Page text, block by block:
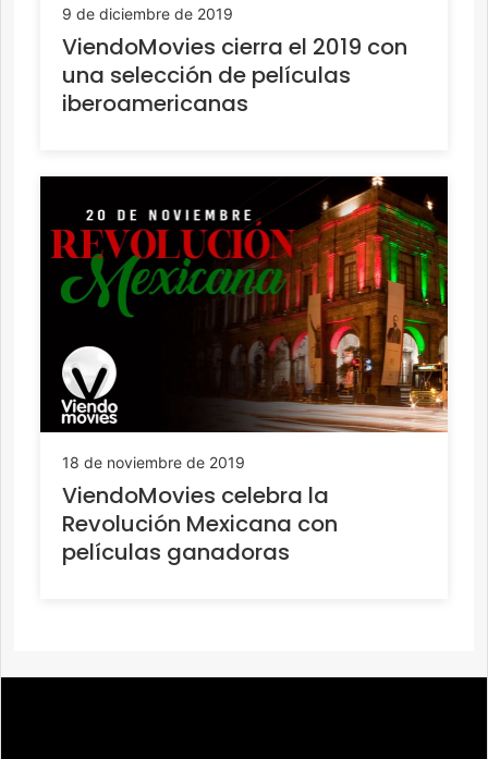
9 de diciembre de 2019
ViendoMovies cierra el 2019 con
una selección de películas
iberoamericanas
18 de noviembre de 2019
ViendoMovies celebra la
Revolución Mexicana con
películas ganadoras